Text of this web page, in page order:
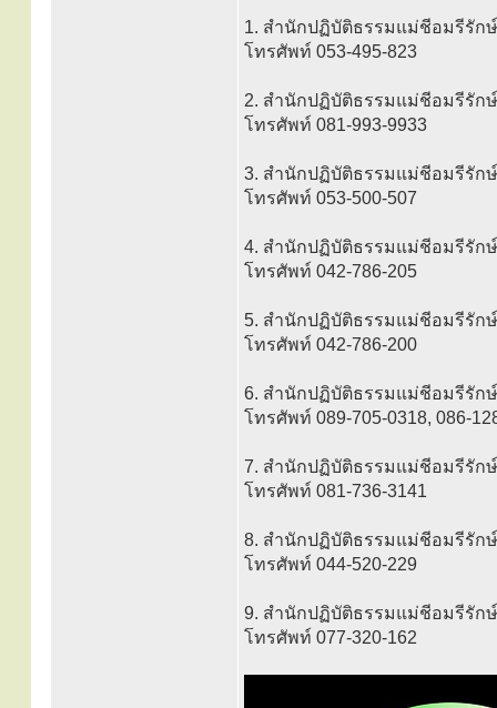
1. สำนักปฏิบัติธรรมแม่ชีอมรีรักษ์
โทรศัพท์ 053-495-823
2. สำนักปฏิบัติธรรมแม่ชีอมรีรักษ์
โทรศัพท์ 081-993-9933
3. สำนักปฏิบัติธรรมแม่ชีอมรีรัก
โทรศัพท์ 053-500-507
4. สำนักปฏิบัติธรรมแม่ชีอมรีรัก
โทรศัพท์ 042-786-205
5. สำนักปฏิบัติธรรมแม่ชีอมรีรัก
โทรศัพท์ 042-786-200
6. สำนักปฏิบัติธรรมแม่ชีอมรีรัก
โทรศัพท์ 089-705-0318, 086-
7. สำนักปฏิบัติธรรมแม่ชีอมรีรัก
โทรศัพท์ 081-736-3141
8. สำนักปฏิบัติธรรมแม่ชีอมรีรัก
โทรศัพท์ 044-520-229
9. สำนักปฏิบัติธรรมแม่ชีอมรีรัก
โทรศัพท์ 077-320-162